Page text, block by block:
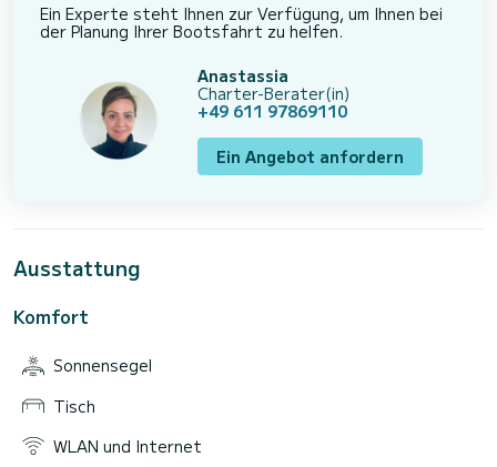
Ein Experte steht Ihnen zur Verfügung, um Ihnen bei
der Planung Ihrer Bootsfahrt zu helfen.
Anastassia
Charter-Berater(in)
+49 611 97869110
Ein Angebot anfordern
Ausstattung
Komfort
Sonnensegel
Tisch
WLAN und Internet